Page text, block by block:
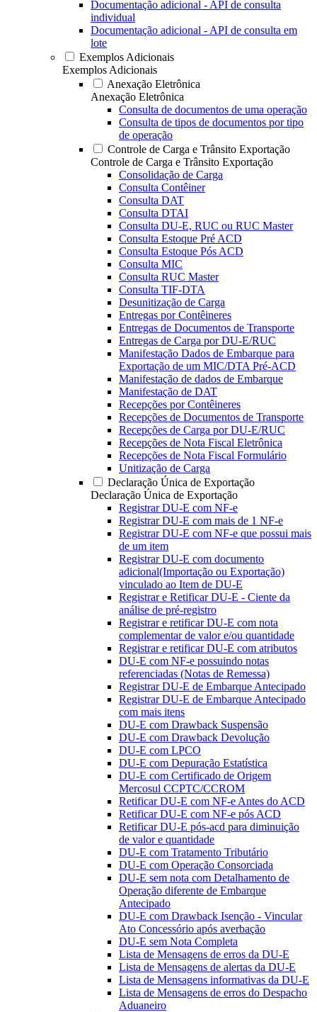
Documentação adicional - API de consulta
individual
Documentação adicional - API de consulta em
lote
Exemplos Adicionais
Exemplos Adicionais
Anexação Eletrônica
Anexação Eletrônica
Consulta de documentos de uma operação
Consulta de tipos de documentos por tipo
de operação
Controle de Carga e Trânsito Exportação
Controle de Carga e Trânsito Exportação
Consolidação de Carga
Consulta Contêiner
Consulta DAT
Consulta DTAI
Consulta DU-E, RUC ou RUC Master
Consulta Estoque Pré ACD
Consulta Estoque Pós ACD
Consulta MIC
Consulta RUC Master
Consulta TIF-DTA
Desunitização de Carga
Entregas por Contêineres
Entregas de Documentos de Transporte
Entregas de Carga por DU-E/RUC
Manifestação Dados de Embarque para
Exportação de um MIC/DTA Pré-ACD
Manifestação de dados de Embarque
Manifestação de DAT
Recepções por Contêineres
Recepções de Documentos de Transporte
Recepções de Carga por DU-E/RUC
Recepções de Nota Fiscal Eletrônica
Recepções de Nota Fiscal Formulário
Unitização de Carga
Declaração Única de Exportação
Declaração Única de Exportação
Registrar DU-E com NF-e
Registrar DU-E com mais de 1 NF-e
Registrar DU-E com NF-e que possui mais
de um item
Registrar DU-E com documento
adicional(Importação ou Exportação)
vinculado ao Item de DU-E
Registrar e Retificar DU-E - Ciente da
análise de pré-registro
Registrar e retificar DU-E com nota
complementar de valor e/ou quantidade
Registrar e retificar DU-E com atributos
DU-E com NF-e possuindo notas
referenciadas (Notas de Remessa)
Registrar DU-E de Embarque Antecipado
Registrar DU-E de Embarque Antecipado
com mais itens
DU-E com Drawback Suspensão
DU-E com Drawback Devolução
DU-E com LPCO
DU-E com Depuração Estatística
DU-E com Certificado de Origem
Mercosul CCPTC/CCROM
Retificar DU-E com NF-e Antes do ACD
Retificar DU-E com NF-e pós ACD
Retificar DU-E pós-acd para diminuição
de valor e quantidade
DU-E com Tratamento Tributário
DU-E com Operação Consorciada
DU-E sem nota com Detalhamento de
Operação diferente de Embarque
Antecipado
DU-E com Drawback Isenção - Vincular
Ato Concessório após averbação
DU-E sem Nota Completa
Lista de Mensagens de erros da DU-E
Lista de Mensagens de alertas da DU-E
Lista de Mensagens informativas da DU-E
Lista de Mensagens de erros do Despacho
Aduaneiro